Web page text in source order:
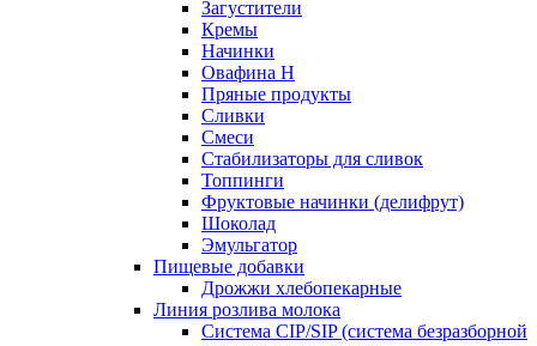
Загустители
Кремы
Начинки
Овафина Н
Пряные продукты
Сливки
Смеси
Стабилизаторы для сливок
Топпинги
Фруктовые начинки (делифрут)
Шоколад
Эмульгатор
Пищевые добавки
Дрожжи хлебопекарные
Линия розлива молока
Система CIP/SIP (система безразборной